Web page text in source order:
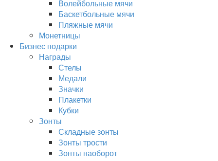
Волейбольные мячи
Баскетбольные мячи
Пляжные мячи
Монетницы
Бизнес подарки
Награды
Стелы
Медали
Значки
Плакетки
Кубки
Зонты
Складные зонты
Зонты трости
Зонты наоборот